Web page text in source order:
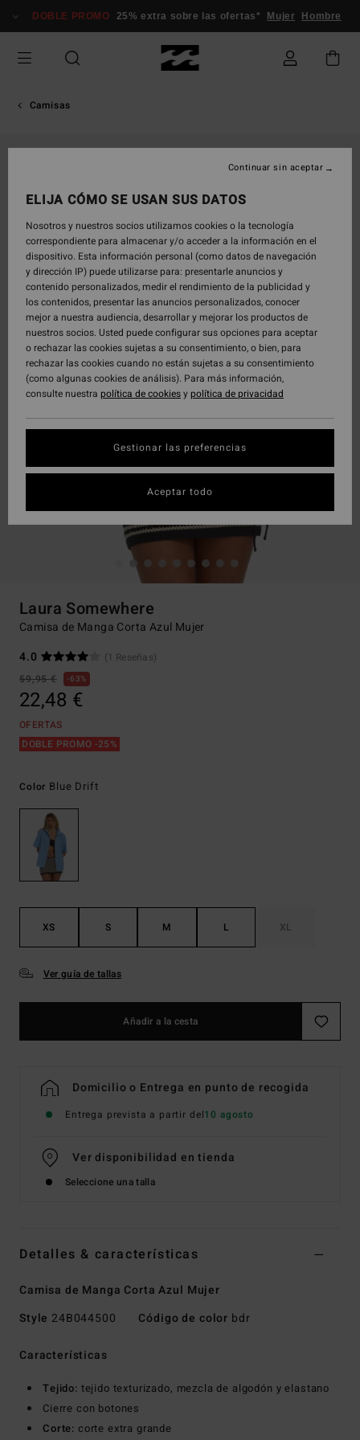
información
DOBLE PROMO 25% extra sobre las ofertas* Mujer Hombre
Camisas
Laura Somewhere
Camisa de Manga Corta Azul Mujer
4.0
(1 Reseñas)
59,95 €
63%
22,48 €
OFERTAS
DOBLE PROMO -25%
Color Blue Drift
XS S M L XL
Ver guía de tallas
Añadir a la cesta
Domicilio o Entrega en punto de recogida
Entrega prevista a partir del10 agosto
Ver disponibilidad en tienda
Seleccione una talla
Detalles & características
Camisa de Manga Corta Azul Mujer
Style 24B044500 Código de color bdr
Características
Tejido: tejido texturizado, mezcla de algodón y elastano
Cierre con botones
Corte: corte extra grande
ELIJA CÓMO SE USAN SUS DATOS
Nosotros y nuestros socios utilizamos cookies o la tecnología
correspondiente para almacenar y/o acceder a la información en el
dispositivo. Esta información personal (como datos de navegación
y dirección IP) puede utilizarse para: presentarle anuncios y
contenido personalizados, medir el rendimiento de la publicidad y
los contenidos, presentar las anuncios personalizados, conocer
mejor a nuestra audiencia, desarrollar y mejorar los productos de
nuestros socios. Usted puede configurar sus opciones para aceptar
o rechazar las cookies sujetas a su consentimiento, o bien, para
rechazar las cookies cuando no están sujetas a su consentimiento
(como algunas cookies de análisis). Para más información,
consulte nuestra política de cookiesypolítica de privacidad
Gestionar las preferencias
Continuar sin aceptar
Aceptar todo